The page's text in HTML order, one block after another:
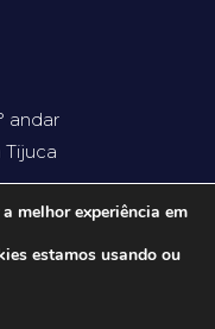
andar
Tijuca
RESERVADOS
melhor experiência em
estamos usando ou